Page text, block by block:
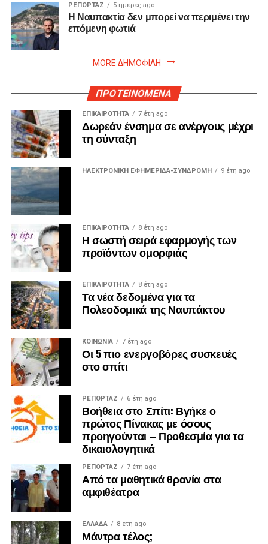
ΡΕΠΟΡΤΑΖ 5 ημέρες ago
Η Ναυπακτία δεν μπορεί να περιμένει την
επόμενη φωτιά
MORE ΔΗΜΟΦΙΛΗ
ΠΡΟΤΕΙΝΟΜΕΝΑ
ΕΠΙΚΑΙΡΟΤΗΤΑ 7 έτη ago
Δωρεάν ένσημα σε ανέργους μέχρι
τη σύνταξη
ΗΛΕΚΤΡΟΝΙΚΗ ΕΦΗΜΕΡΙΔΑ-ΣΥΝΔΡΟΜΗ 9 έτη ago
ΕΠΙΚΑΙΡΟΤΗΤΑ 8 έτη ago
Η σωστή σειρά εφαρμογής των
προϊόντων ομορφιάς
ΕΠΙΚΑΙΡΟΤΗΤΑ 8 έτη ago
Τα νέα δεδομένα για τα
Πολεοδομικά της Ναυπάκτου
ΚΟΙΝΩΝΙΑ 7 έτη ago
Οι 5 πιο ενεργοβόρες συσκευές
στο σπίτι
ΡΕΠΟΡΤΑΖ 6 έτη ago
Βοήθεια στο Σπίτι: Βγήκε ο
πρώτος Πίνακας με όσους
προηγούνται – Προθεσμία για τα
δικαιολογητικά
ΡΕΠΟΡΤΑΖ 7 έτη ago
Από τα μαθητικά θρανία στα
αμφιθέατρα
ΕΛΛΑΔΑ 8 έτη ago
Μάντρα τέλος;